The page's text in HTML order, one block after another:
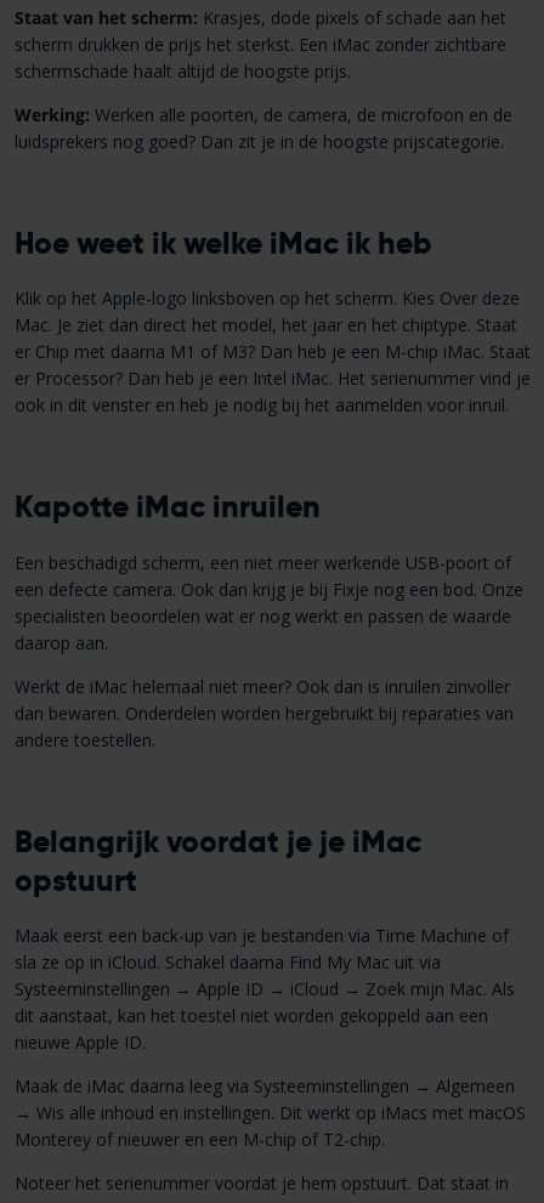
Staat van het scherm: Krasjes, dode pixels of schade aan het
scherm drukken de prijs het sterkst. Een iMac zonder zichtbare
schermschade haalt altijd de hoogste prijs.
Werking: Werken alle poorten, de camera, de microfoon en de
luidsprekers nog goed? Dan zit je in de hoogste prijscategorie.
Hoe weet ik welke iMac ik heb
Klik op het Apple-logo linksboven op het scherm. Kies Over deze
Mac. Je ziet dan direct het model, het jaar en het chiptype. Staat
er Chip met daarna M1 of M3? Dan heb je een M-chip iMac. Staat
er Processor? Dan heb je een Intel iMac. Het serienummer vind je
ook in dit venster en heb je nodig bij het aanmelden voor inruil.
Kapotte iMac inruilen
Een beschadigd scherm, een niet meer werkende USB-poort of
een defecte camera. Ook dan krijg je bij Fixje nog een bod. Onze
specialisten beoordelen wat er nog werkt en passen de waarde
daarop aan.
Werkt de iMac helemaal niet meer? Ook dan is inruilen zinvoller
dan bewaren. Onderdelen worden hergebruikt bij reparaties van
andere toestellen.
Belangrijk voordat je je iMac
opstuurt
Maak eerst een back-up van je bestanden via Time Machine of
sla ze op in iCloud. Schakel daarna Find My Mac uit via
Systeeminstellingen → Apple ID → iCloud → Zoek mijn Mac. Als
dit aanstaat, kan het toestel niet worden gekoppeld aan een
nieuwe Apple ID.
Maak de iMac daarna leeg via Systeeminstellingen → Algemeen
→ Wis alle inhoud en instellingen. Dit werkt op iMacs met macOS
Monterey of nieuwer en een M-chip of T2-chip.
Noteer het serienummer voordat je hem opstuurt. Dat staat in